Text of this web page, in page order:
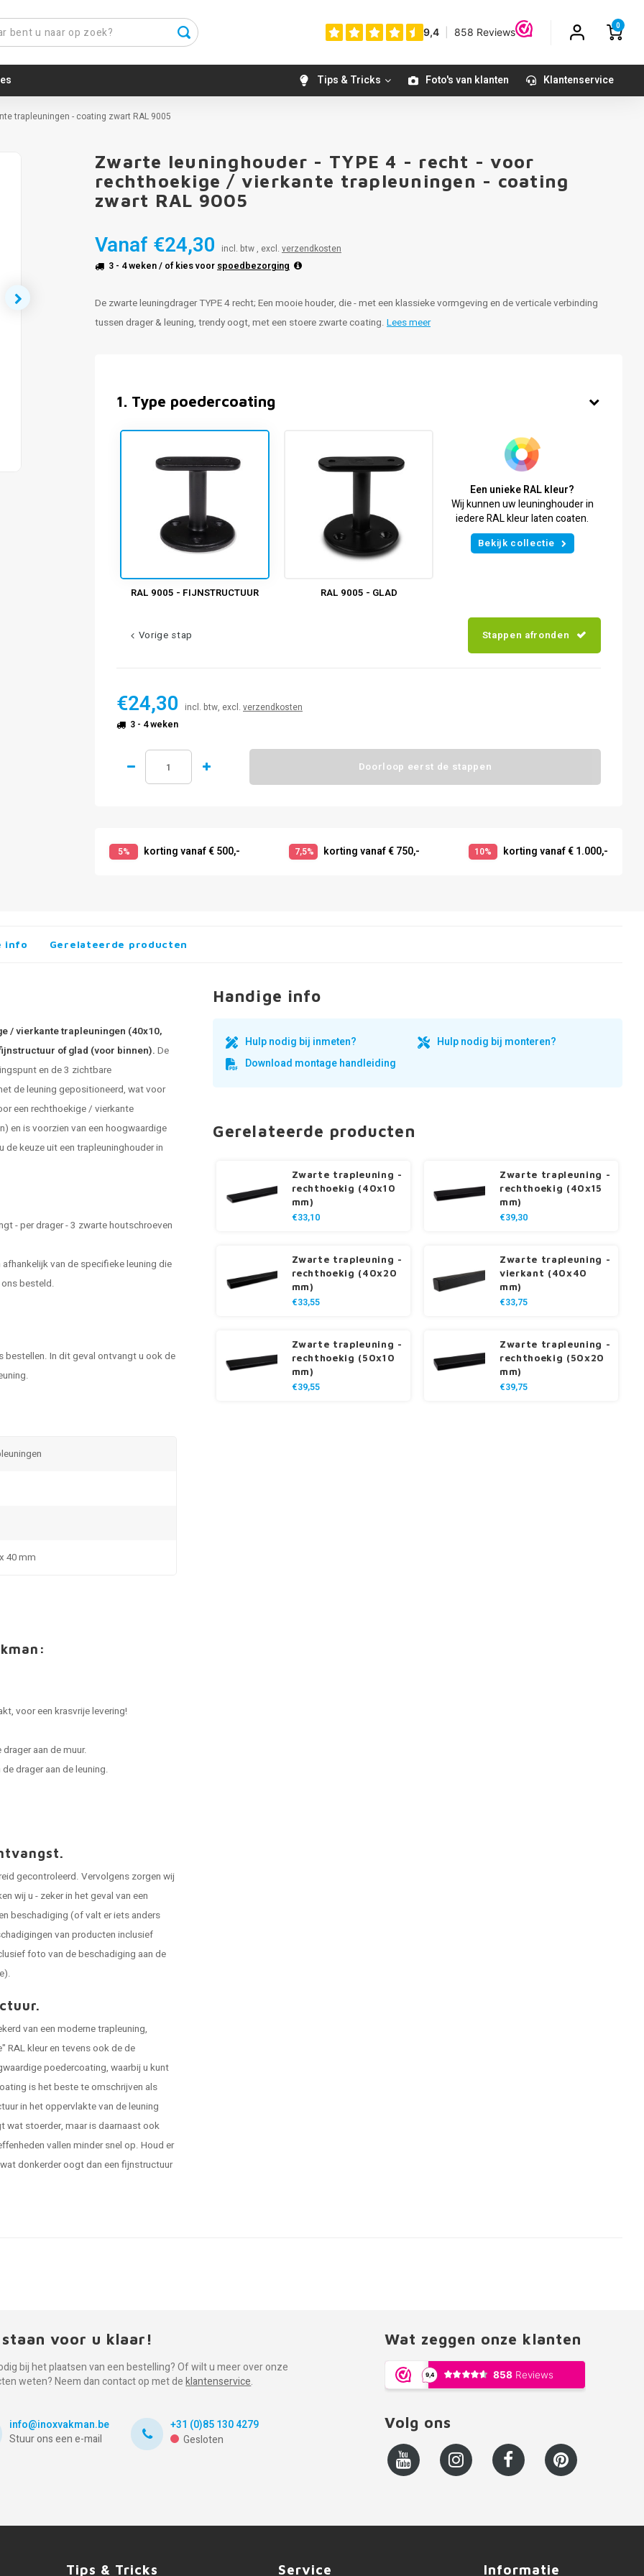
0
Tips & Tricks Foto's van klanten Klantenservice
trapleuningen - coating zwart RAL 9005
Zwarte leuninghouder - TYPE 4 - recht - voor
rechthoekige / vierkante trapleuningen - coating
zwart RAL 9005
Vanaf €24,30 incl. btw , excl. verzendkosten
3 - 4 weken/ of kies voor spoedbezorging
De zwarte leuningdrager TYPE 4 recht; Een mooie houder, die - met een klassieke vormgeving en de verticale verbinding
tussen drager & leuning, trendy oogt, met een stoere zwarte coating. Lees meer
1. Type poedercoating
RAL 9005 - FIJNSTRUCTUUR RAL 9005 - GLAD
Een unieke RAL kleur?
Wij kunnen uw leuninghouder in
iedere RAL kleur laten coaten.
Bekijk collectie
Vorige stap Stappen afronden
€24,30 incl. btw, excl. verzendkosten
3 - 4 weken
Doorloop eerst de stappen
5% korting vanaf € 500,- 7,5% korting vanaf € 750,- 10% korting vanaf € 1.000,-
info Gerelateerde producten
/ vierkante trapleuningen (40x10,
of glad (voor binnen). De
en de 3 zichtbare
de leuning gepositioneerd, wat voor
een rechthoekige / vierkante
en is voorzien van een hoogwaardige
keuze uit een trapleuninghouder in
- per drager - 3 zwarte houtschroeven
afhankelijk van de specifieke leuning die
ons besteld.
bestellen. In dit geval ontvangt u ook de
40 mm
voor een krasvrije levering!
aan de muur.
drager aan de leuning.
gecontroleerd. Vervolgens zorgen wij
wij u - zeker in het geval van een
beschadiging (of valt er iets anders
van producten inclusief
foto van de beschadiging aan de
van een moderne trapleuning,
kleur en tevens ook de de
poedercoating, waarbij u kunt
is het beste te omschrijven als
in het oppervlakte van de leuning
stoerder, maar is daarnaast ook
vallen minder snel op. Houd er
donkerder oogt dan een fijnstructuur
Handige info
Hulp nodig bij inmeten?
Hulp nodig bij monteren?
Download montage handleiding
Gerelateerde producten
Zwarte trapleuning -
rechthoekig (40x10
mm)
€33,10
Zwarte trapleuning -
rechthoekig (40x15
mm)
€39,30
Zwarte trapleuning -
rechthoekig (40x20
mm)
€33,55
Zwarte trapleuning -
vierkant (40x40
mm)
€33,75
Zwarte trapleuning -
rechthoekig (50x10
mm)
€39,55
Zwarte trapleuning -
rechthoekig (50x20
mm)
€39,75
voor u klaar!
bij het plaatsen van een bestelling? Of wilt u meer over onze
weten? Neem dan contact op met deklantenservice.
info@inoxvakman.be
Stuur ons een e-mail
+31 (0)85 130 4279
Gesloten
Wat zeggen onze klanten
Volg ons
Tips & Tricks Service Informatie